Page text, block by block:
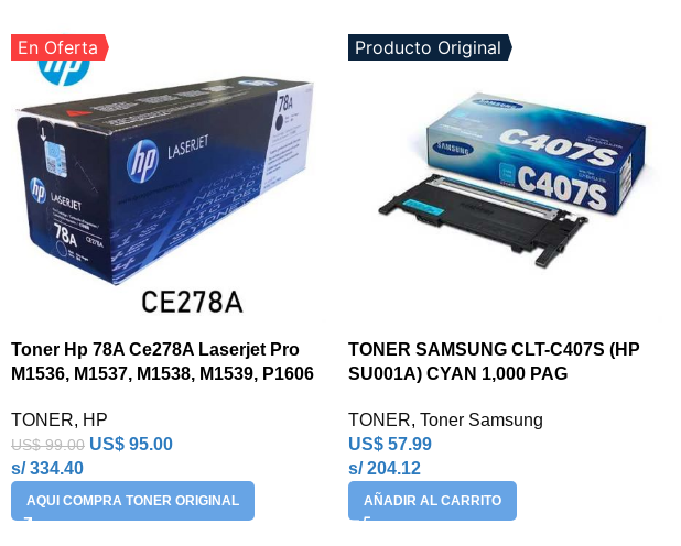
En Oferta
Toner Hp 78A Ce278A Laserjet Pro
M1536, M1537, M1538, M1539, P1606
TONER, HP
US$99.00 US$ 95.00
s/ 334.40
AQUI COMPRA TONER ORIGINAL
Producto Original
TONER SAMSUNG CLT-C407S (HP
SU001A) CYAN 1,000 PAG
TONER, Toner Samsung
US$57.99
s/ 204.12
AÑADIR AL CARRITO